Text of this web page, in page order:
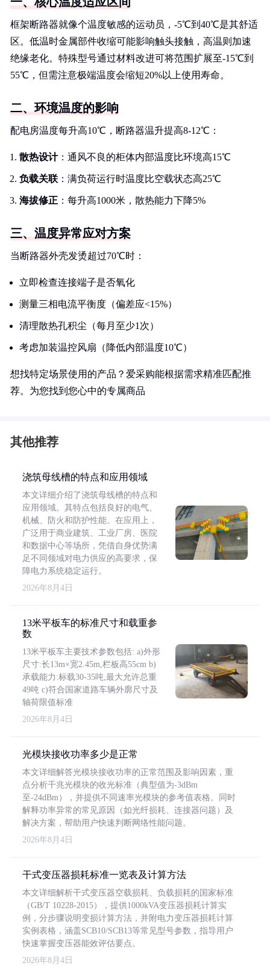
框架断路器就像个温度敏感的运动员，-5℃到40℃是其舒适
区。低温时金属部件收缩可能影响触头接触，高温则加速
绝缘老化。特殊型号通过材料改进可将范围扩展至-15℃到
55℃，但需注意极端温度会缩短20%以上使用寿命。
二、环境温度的影响
配电房温度每升高10℃，断路器温升提高8-12℃：
散热设计：通风不良的柜体内部温度比环境高15℃
负载关联 ：满负荷运行时温度比空载状态高25℃
海拔修正 ：每升高1000米，散热能力下降5%
三、温度异常应对方案
当断路器外壳发烫超过70℃时：
立即检查连接端子是否氧化
测量三相电流平衡度（偏差应<15%）
清理散热孔积尘（每月至少1次）
考虑加装温控风扇（降低内部温度10℃）
想找特定场景使用的产品？爱采购能根据需求精准匹配推
荐。为您找到您心中的专属商品
其他推荐
浇筑母线槽的特点和应用领域
本文详细介绍了浇筑母线槽的特点和
应用领域。其特点包括良好的电气、
机械、防火和防护性能。在应用上，
广泛用于商业建筑、工业厂房、医院
和数据中心等场所，凭借自身优势满
足不同领域对电力供应的高要求，保
障电力系统稳定运行。
2026年8月4日
13米平板车的标准尺寸和载重参
数
13米平板车主要技术参数包括: a)外形
尺寸:长13m×宽2.45m,栏板高55cm b)
承载能力:标载30-35吨,最大允许总重
49吨 c)符合国家道路车辆外廓尺寸及
轴荷限值标准
2026年8月4日
光模块接收功率多少是正常
本文详细解答光模块接收功率的正常范围及影响因素，重
点分析千兆光模块的收光标准（典型值为-3dBm
至-24dBm），并提供不同速率光模块的参考值表格。同时
解释功率异常的常见原因（如光纤损耗、连接器问题）及
解决方案，帮助用户快速判断网络性能问题。
2026年8月4日
干式变压器损耗标准一览表及计算方法
本文详细解析干式变压器空载损耗、负载损耗的国家标准
（GB/T 10228-2015），提供1000kVA变压器损耗计算实
例，分步骤说明变损计算方法，并附电力变压器损耗计算
实例表格，涵盖SCB10/SCB13等常见型号参数，指导用户
快速掌握变压器能效评估要点。
2026年8月4日